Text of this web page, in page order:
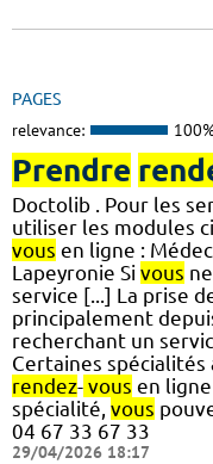
PAGES
relevance:
Prendre
Doctolib . Pour les
utiliser les modules
vous en ligne :
Lapeyronie Si vous
service [...] La prise
principalement
recherchant un
Certaines
rendez- vous en
spécialité, vous
04 67 33 67 33
29/04/2026 18:17